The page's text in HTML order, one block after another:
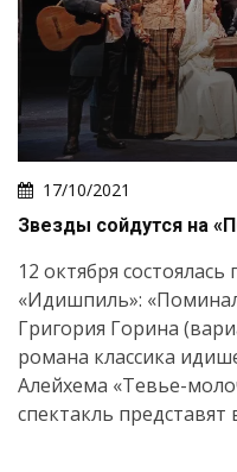
17/10/2021
Звезды сойдутся на
12 октября
«Идишпиль»:
Григория Горина
романа классика
Алейхема «Тевье-
спектакль